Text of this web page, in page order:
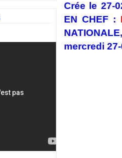
Crée le 27-
EN CHEF :
mercredi